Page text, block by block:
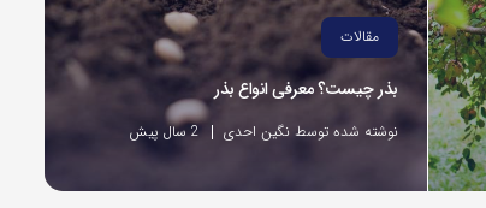
مقالات
بذر چیست؟ معرفی انواع بذر
نوشته شده توسط نگین احدی 2 سال پیش